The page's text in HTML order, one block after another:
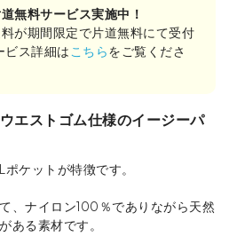
無料サービス実施中！
が期間限定で片道無料にて受付
ビス詳細は こちらをご覧くださ
エストゴム仕様のイージーパ
ケットが特徴です。
、ナイロン100％でありながら天然
ある素材です。